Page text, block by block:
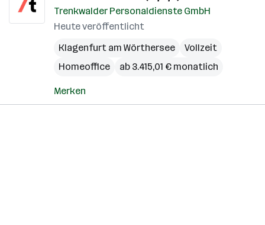
Trenkwalder Personaldienste GmbH
Heute veröffentlicht
Klagenfurt am Wörthersee
Vollzeit
Homeoffice
ab 3.415,01 € monatlich
Merken